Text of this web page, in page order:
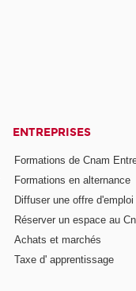
ENTREPRISES
Formations de Cnam
Formations en alternance
Diffuser une offre
Réserver un espace au
Achats et marchés
Taxe d' apprentissage